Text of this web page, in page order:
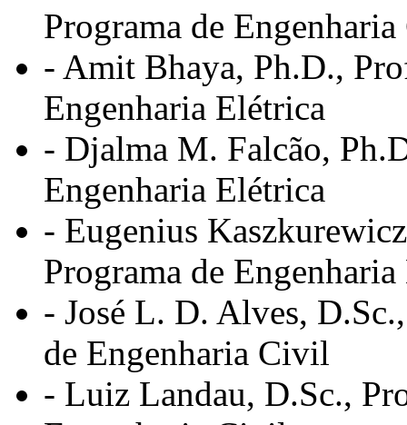
Programa de
- Amit Bhaya, Ph.D.,
Engenharia Elétrica
- Djalma M. Falcão,
Engenharia Elétrica
- Eugenius
Programa de
- José L. D. Alves,
de Engenharia Civil
- Luiz Landau, D.Sc.,